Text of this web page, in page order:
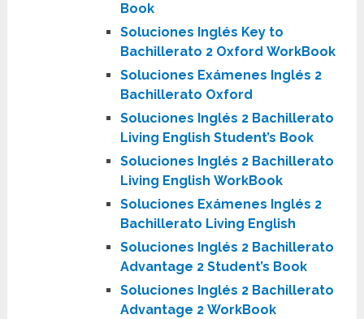
Book
Soluciones Inglés Key to
Bachillerato 2 Oxford WorkBook
Soluciones Exámenes Inglés 2
Bachillerato Oxford
Soluciones Inglés 2 Bachillerato
Living English Student’s Book
Soluciones Inglés 2 Bachillerato
Living English WorkBook
Soluciones Exámenes Inglés 2
Bachillerato Living English
Soluciones Inglés 2 Bachillerato
Advantage 2 Student’s Book
Soluciones Inglés 2 Bachillerato
Advantage 2 WorkBook